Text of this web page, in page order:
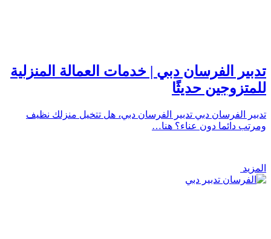
تدبير الفرسان دبي | خدمات العمالة المنزلية
للمتزوجين حديثًا
تدبير الفرسان دبي تدبير الفرسان دبي، هل تتخيل منزلك نظيف
ومرتب دائما دون عناء؟ هنا…
المزيد